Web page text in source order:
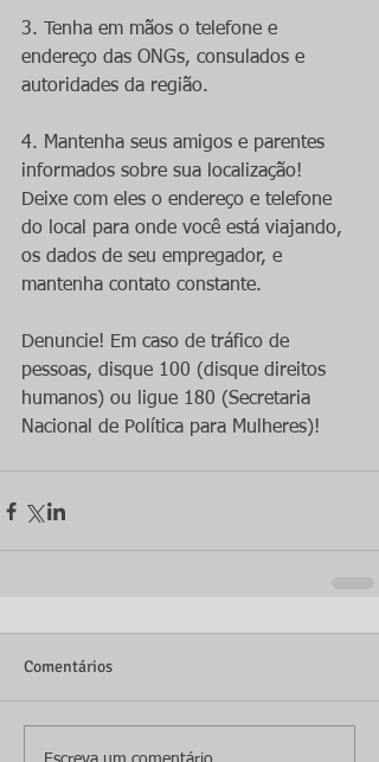
3. Tenha em mãos o telefone e
endereço das ONGs, consulados e
autoridades da região.
4. Mantenha seus amigos e parentes
informados sobre sua localização!
Deixe com eles o endereço e telefone
do local para onde você está viajando,
os dados de seu empregador, e
mantenha contato constante.
Denuncie! Em caso de tráfico de
pessoas, disque 100 (disque direitos
humanos) ou ligue 180 (Secretaria
Nacional de Política para Mulheres)!
Comentários